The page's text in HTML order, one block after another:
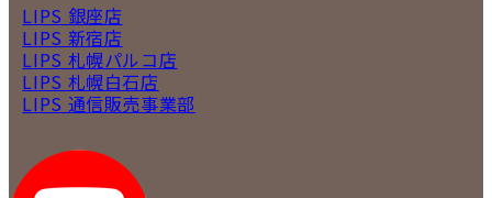
LIPS 銀座店
LIPS 新宿店
LIPS 札幌パルコ店
LIPS 札幌白石店
LIPS 通信販売事業部